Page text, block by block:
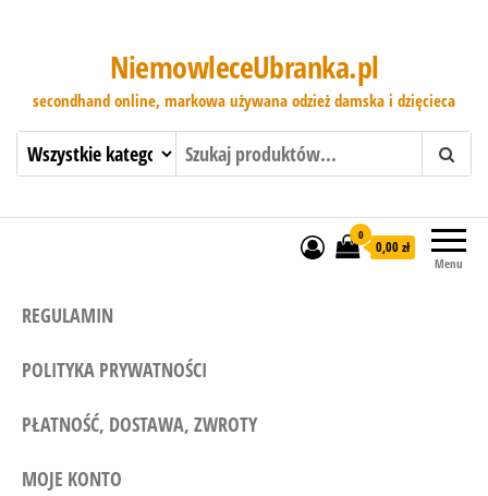
NiemowleceUbranka.pl
secondhand online, markowa używana odzież damska i dzięcieca
Menu
0
0,00 zł
REGULAMIN
POLITYKA PRYWATNOŚCI
PŁATNOŚĆ, DOSTAWA, ZWROTY
MOJE KONTO